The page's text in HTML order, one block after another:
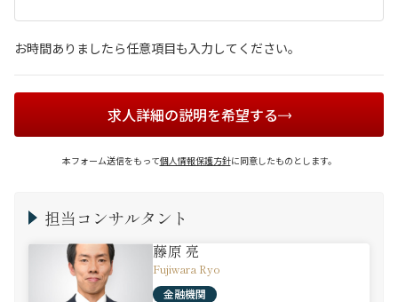
お時間ありましたら任意項目も入力してください。
求人詳細の説明を希望する
本フォーム送信をもって個人情報保護方針に同意したものとします。
担当コンサルタント
藤原 亮
Fujiwara Ryo
金融機関